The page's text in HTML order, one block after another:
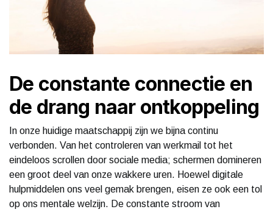
De constante connectie en
de drang naar ontkoppeling
In onze huidige maatschappij zijn we bijna continu
verbonden. Van het controleren van werkmail tot het
eindeloos scrollen door sociale media; schermen domineren
een groot deel van onze wakkere uren. Hoewel digitale
hulpmiddelen ons veel gemak brengen, eisen ze ook een tol
op ons mentale welzijn. De constante stroom van